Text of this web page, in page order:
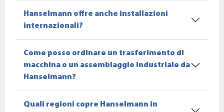
Hanselmann offre anche installazioni
internazionali?
Come posso ordinare un trasferimento di
macchina o un assemblaggio industriale da
Hanselmann?
Quali regioni copre Hanselmann in